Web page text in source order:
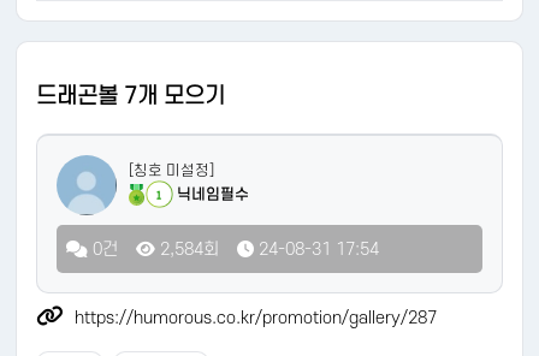
드래곤볼 7개 모으기
[칭호 미설정]
1 닉네임필수
0건 2,584회 24-08-31 17:54
https://humorous.co.kr/promotion/gallery/287